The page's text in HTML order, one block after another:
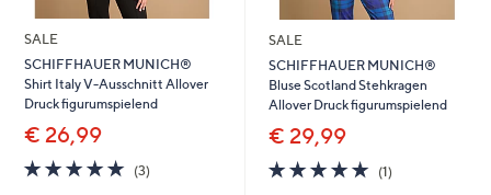
SALE
SCHIFFHAUER MUNICH®
Shirt Italy V-Ausschnitt Allover
Druck figurumspielend
€ 26,99
5.0
von
(3)3
SALE
SCHIFFHAUER MUNICH®
Bluse Scotland Stehkragen
Allover Druck figurumspielend
€ 29,99
5.0
von
(1)1